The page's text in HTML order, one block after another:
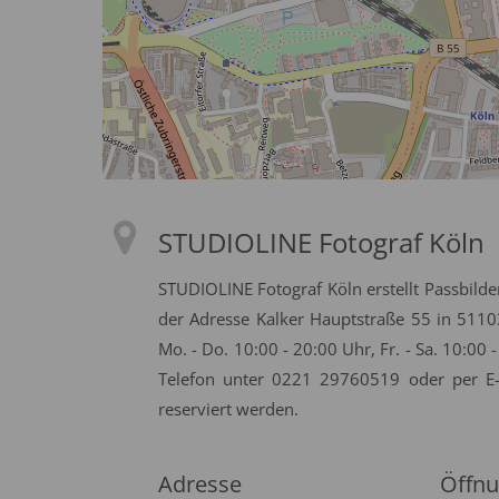
STUDIOLINE Fotograf Köln
STUDIOLINE Fotograf Köln erstellt
der Adresse Kalker Hauptstraße 55 in
Mo. - Do. 10:00 - 20:00 Uhr, Fr. - Sa.
Telefon unter 0221 29760519 oder per
reserviert werden.
Adresse